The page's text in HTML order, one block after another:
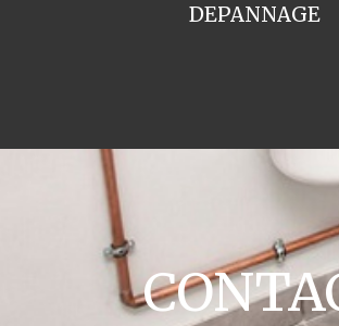
DEPANNAGE